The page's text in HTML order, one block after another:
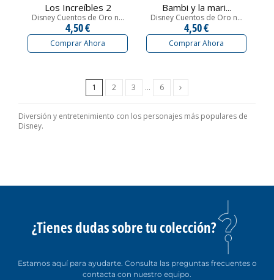
Los Increíbles 2
Disney Cuentos de Oro n...
4,50 €
Comprar Ahora
Bambi y la mari...
Disney Cuentos de Oro n...
4,50 €
Comprar Ahora
1 2 3 … 6 Siguiente
Diversión y entretenimiento con los personajes más populares de
Disney.
¿Tienes dudas sobre tu colección?
Estamos aquí para ayudarte. Consulta las preguntas frecuentes o
contacta con nuestro equipo.